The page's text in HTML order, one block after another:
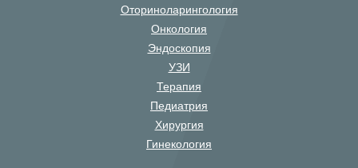
Оториноларингология
Онкология
Эндоскопия
УЗИ
Терапия
Педиатрия
Хирургия
Гинекология